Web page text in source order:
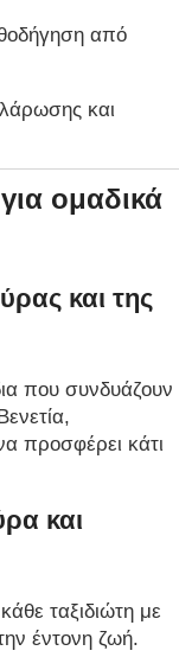
από
και
ομαδικά
και της
που συνδυάζουν
προσφέρει κάτι
και
ταξιδιώτη με
έντονη ζωή.